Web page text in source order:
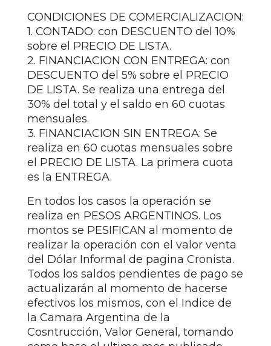
CONDICIONES DE COMERCIALIZACION:
1. CONTADO: con DESCUENTO del 10%
sobre el PRECIO DE LISTA.
2. FINANCIACION CON ENTREGA: con
DESCUENTO del 5% sobre el PRECIO
DE LISTA. Se realiza una entrega del
30% del total y el saldo en 60 cuotas
mensuales.
3. FINANCIACION SIN ENTREGA: Se
realiza en 60 cuotas mensuales sobre
el PRECIO DE LISTA. La primera cuota
es la ENTREGA.
En todos los casos la operación se
realiza en PESOS ARGENTINOS. Los
montos se PESIFICAN al momento de
realizar la operación con el valor venta
del Dólar Informal de pagina Cronista.
Todos los saldos pendientes de pago se
actualizarán al momento de hacerse
efectivos los mismos, con el Indice de
la Camara Argentina de la
Cosntrucción, Valor General, tomando